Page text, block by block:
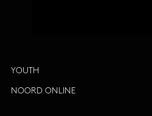
YOUTH
NOORD ONLINE